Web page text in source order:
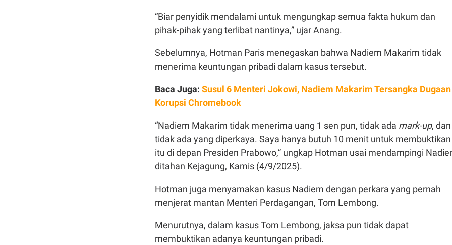
“Biar penyidik mendalami untuk mengungkap semua fakta hukum dan
pihak-pihak yang terlibat nantinya,” ujar Anang.
Sebelumnya, Hotman Paris menegaskan bahwa Nadiem Makarim tidak
menerima keuntungan pribadi dalam kasus tersebut.
Baca Juga: Susul 6 Menteri Jokowi, Nadiem Makarim Tersangka Dugaan
Korupsi Chromebook
“Nadiem Makarim tidak menerima uang 1 sen pun, tidak ada mark-up, dan
tidak ada yang diperkaya. Saya hanya butuh 10 menit untuk membuktikan
itu di depan Presiden Prabowo,” ungkap Hotman usai mendampingi
ditahan Kejagung, Kamis (4/9/2025).
Hotman juga menyamakan kasus Nadiem dengan perkara yang pernah
menjerat mantan Menteri Perdagangan, Tom Lembong.
Menurutnya, dalam kasus Tom Lembong, jaksa pun tidak dapat
membuktikan adanya keuntungan pribadi.